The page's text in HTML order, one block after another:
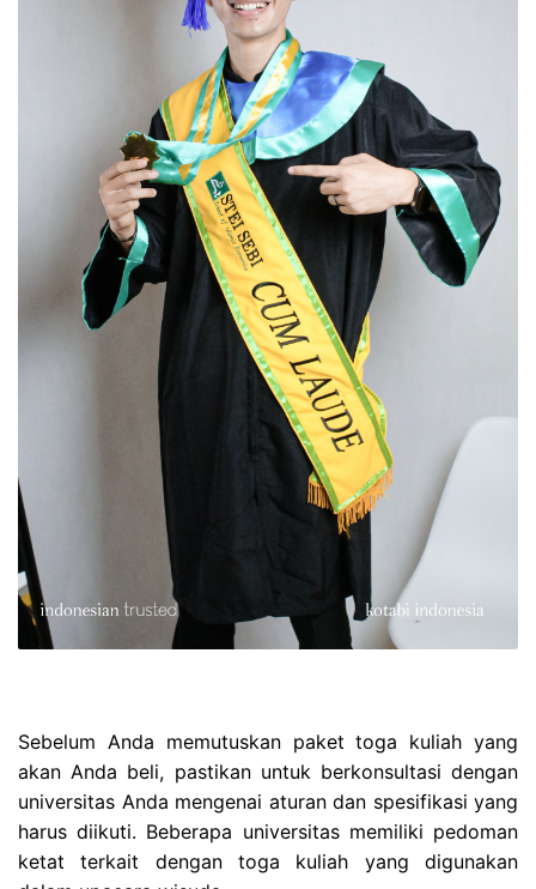
Sebelum Anda memutuskan paket toga kuliah yang
akan Anda beli, pastikan untuk berkonsultasi dengan
universitas Anda mengenai aturan dan spesifikasi yang
harus diikuti. Beberapa universitas memiliki pedoman
ketat terkait dengan toga kuliah yang digunakan